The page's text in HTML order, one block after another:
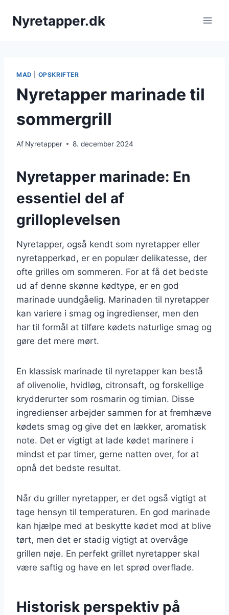
Nyretapper.dk
MAD OPSKRIFTER
Nyretapper marinade til
sommergrill
Af Nyretapper 8. december 2024
Nyretapper marinade: En
essentiel del af
grilloplevelsen
Nyretapper, også kendt som nyretapper eller
nyretapperkød, er en populær delikatesse, der
ofte grilles om sommeren. For at få det bedste
ud af denne skønne kødtype, er en god
marinade uundgåelig. Marinaden til nyretapper
kan variere i smag og ingredienser, men den
har til formål at tilføre kødets naturlige smag og
gøre det mere mørt.
En klassisk marinade til nyretapper kan bestå
af olivenolie, hvidløg, citronsaft, og forskellige
krydderurter som rosmarin og timian. Disse
ingredienser arbejder sammen for at fremhæve
kødets smag og give det en lækker, aromatisk
note. Det er vigtigt at lade kødet marinere i
mindst et par timer, gerne natten over, for at
opnå det bedste resultat.
Når du griller nyretapper, er det også vigtigt at
tage hensyn til temperaturen. En god marinade
kan hjælpe med at beskytte kødet mod at blive
tørt, men det er stadig vigtigt at overvåge
grillen nøje. En perfekt grillet nyretapper skal
være saftig og have en let sprød overflade.
Historisk perspektiv på